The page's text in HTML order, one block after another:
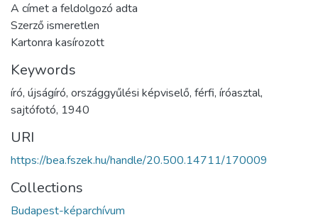
A címet a feldolgozó adta
Szerző ismeretlen
Kartonra kasírozott
Keywords
író, újságíró, országgyűlési képviselő, férfi, íróasztal,
sajtófotó, 1940
URI
https://bea.fszek.hu/handle/20.500.14711/170009
Collections
Budapest-képarchívum